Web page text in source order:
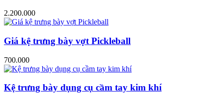
2.200.000
Giá kệ trưng bày vợt Pickleball
700.000
Kệ trưng bày dụng cụ cầm tay kim khí